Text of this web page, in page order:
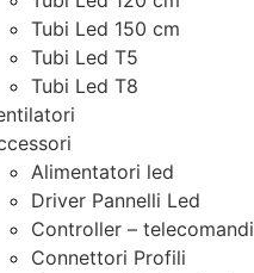
Tubi Led 150 cm
Tubi Led T5
Tubi Led T8
Alimentatori led
Driver Pannelli Led
Controller – telecomandi
Connettori Profili